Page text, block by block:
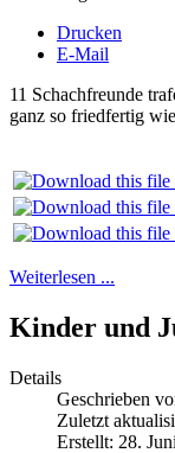
Drucken
E-Mail
11 Schachfreunde
ganz so friedfertig
Weiterlesen ...
Kinder und
Details
Geschrieben
Zuletzt
Erstellt: 28.